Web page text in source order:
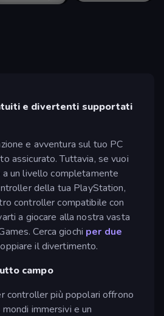
e divertenti supportati
e avventura sul tuo PC
assicurato. Tuttavia, se vuoi
un livello completamente
della tua PlayStation,
controller compatibile con
a giocare alla nostra vasta
Cerca giochi per due
il divertimento.
campo
controller più popolari offrono
immersivi e un